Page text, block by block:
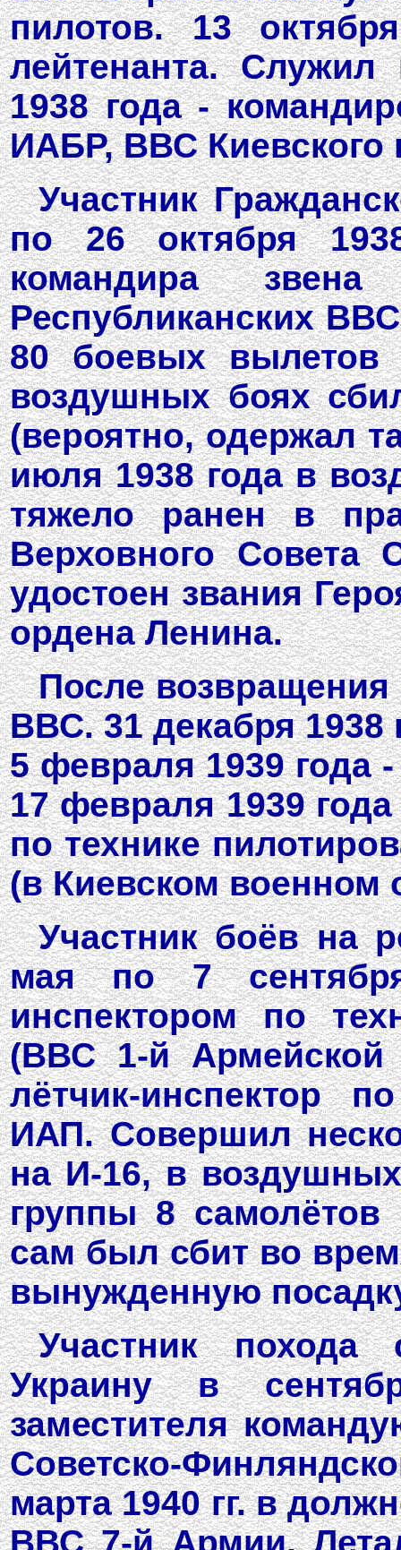
пилотов. 13
лейтенанта.
1938 года -
ИАБР, ВВС Киевского
Участник
по 26 октября
командира
Республиканских
80 боевых вылетов
воздушных боях
(вероятно, одержал
июля 1938 года в
тяжело ранен в
Верховного
удостоен звания
ордена Ленина.
После
ВВС. 31 декабря 1938
5 февраля 1939 года
17 февраля 1939
по технике
(в Киевском военном
Участник боёв на
мая по 7
инспектором по
(ВВС 1-й Армейской
лётчик-инспектор
ИАП. Совершил
на И-16, в
группы 8 самолётов
сам был сбит во
вынужденную
Участник похода
Украину в
заместителя
Советско-
марта 1940 гг. в